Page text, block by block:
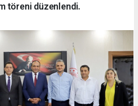
töreni düzenlendi.